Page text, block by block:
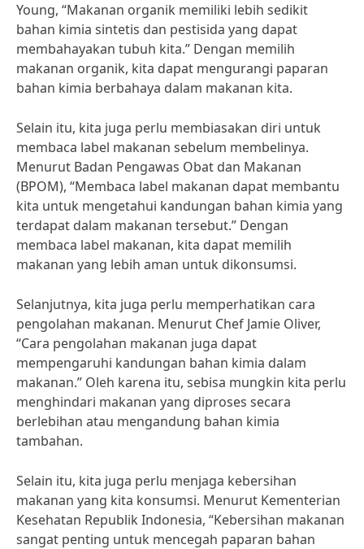
Young, “Makanan organik memiliki lebih sedikit
bahan kimia sintetis dan pestisida yang dapat
membahayakan tubuh kita.” Dengan memilih
makanan organik, kita dapat mengurangi paparan
bahan kimia berbahaya dalam makanan kita.
Selain itu, kita juga perlu membiasakan diri untuk
membaca label makanan sebelum membelinya.
Menurut Badan Pengawas Obat dan Makanan
(BPOM), “Membaca label makanan dapat membantu
kita untuk mengetahui kandungan bahan kimia yang
terdapat dalam makanan tersebut.” Dengan
membaca label makanan, kita dapat memilih
makanan yang lebih aman untuk dikonsumsi.
Selanjutnya, kita juga perlu memperhatikan cara
pengolahan makanan. Menurut Chef Jamie Oliver,
“Cara pengolahan makanan juga dapat
mempengaruhi kandungan bahan kimia dalam
makanan.” Oleh karena itu, sebisa mungkin kita perlu
menghindari makanan yang diproses secara
berlebihan atau mengandung bahan kimia
tambahan.
Selain itu, kita juga perlu menjaga kebersihan
makanan yang kita konsumsi. Menurut Kementerian
Kesehatan Republik Indonesia, “Kebersihan makanan
sangat penting untuk mencegah paparan bahan